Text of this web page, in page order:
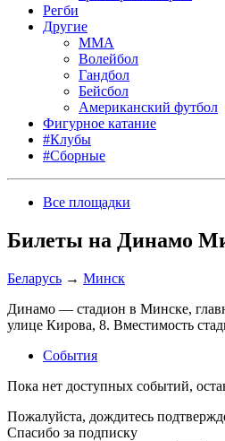
Регби
Другие
MMA
Волейбол
Гандбол
Бейсбол
Американский футбол
Фигурное катание
#Клубы
#Сборные
Все площадки
Билеты на Динамо
Беларусь → Минск
Динамо — стадион в Минске,
улице Кирова, 8. Вместимость
События
Пока нет доступных событий,
Пожалуйста, дождитесь
Спасибо за подписку